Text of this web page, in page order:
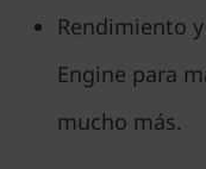
Rendimiento
Engine para
mucho más.